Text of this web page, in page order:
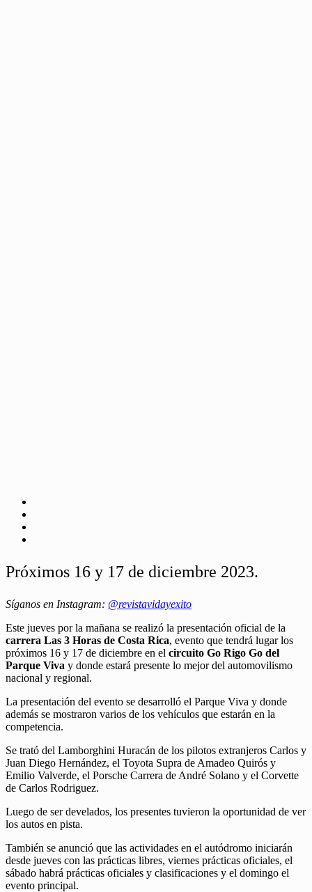
Próximos 16 y 17 de diciembre 2023.
Síganos en Instagram: @revistavidayexito
Este jueves por la mañana se realizó la presentación oficial de la
carrera Las 3 Horas de Costa Rica, evento que tendrá lugar los
próximos 16 y 17 de diciembre en el circuito Go Rigo Go del
Parque Viva y donde estará presente lo mejor del automovilismo
nacional y regional.
La presentación del evento se desarrolló el Parque Viva y donde
además se mostraron varios de los vehículos que estarán en la
competencia.
Se trató del Lamborghini Huracán de los pilotos extranjeros Carlos y
Juan Diego Hernández, el Toyota Supra de Amadeo Quirós y
Emilio Valverde, el Porsche Carrera de André Solano y el Corvette
de Carlos Rodriguez.
Luego de ser develados, los presentes tuvieron la oportunidad de ver
los autos en pista.
También se anunció que las actividades en el autódromo iniciarán
desde jueves con las prácticas libres, viernes prácticas oficiales, el
sábado habrá prácticas oficiales y clasificaciones y el domingo el
evento principal.